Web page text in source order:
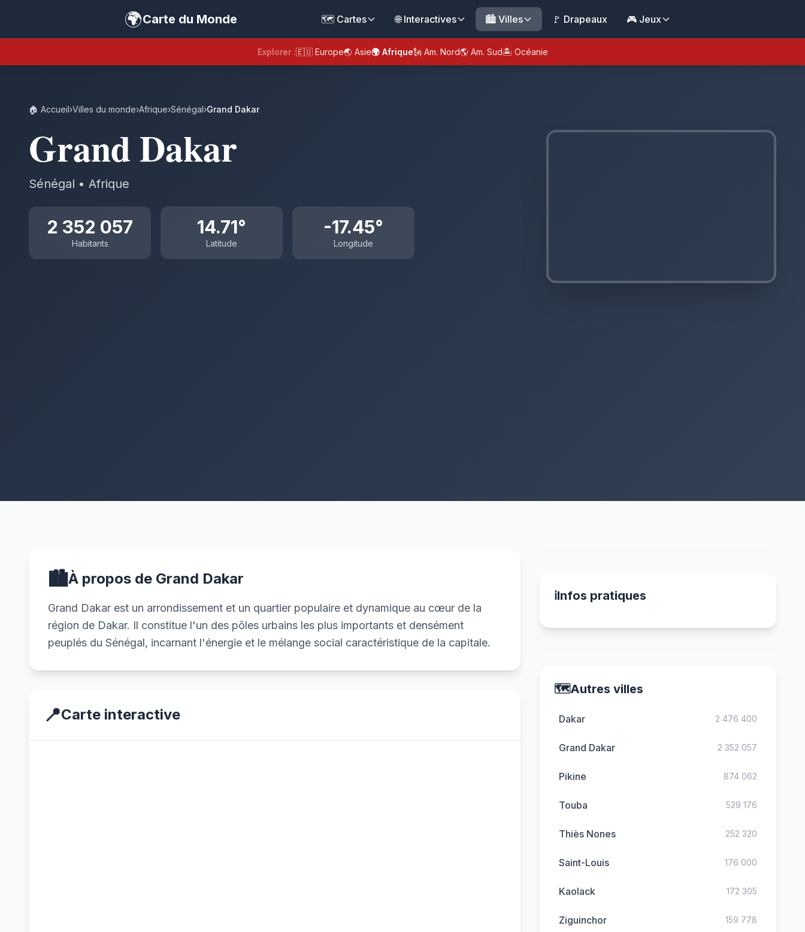
🌍Carte du Monde 🗺️ Cartes 🌐 Interactives 🏙️ Villes 🚩 Drapeaux 🎮 Jeux
Explorer :🇪🇺 Europe🌏 Asie🌍 Afrique🗽 Am. Nord🌎 Am. Sud🏝️ Océanie
🏠 Accueil›Villes du monde›Afrique›Sénégal›Grand Dakar
Grand Dakar
Sénégal • Afrique
2 352 057
Habitants
14.71°
Latitude
-17.45°
Longitude
🏙️À propos de Grand Dakar
Grand Dakar est un arrondissement et un quartier populaire et dynamique au cœur de la
région de Dakar. Il constitue l'un des pôles urbains les plus importants et densément
peuplés du Sénégal, incarnant l'énergie et le mélange social caractéristique de la capitale.
📍Carte interactive
ℹ️Infos pratiques
🗺️Autres villes
Dakar 2 476 400
Grand Dakar 2 352 057
Pikine 874 062
Touba 529 176
Thiès Nones 252 320
Saint-Louis 176 000
Kaolack 172 305
Ziguinchor 159 778